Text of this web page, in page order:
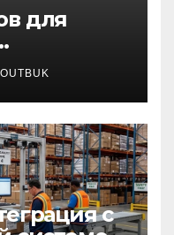
для
с